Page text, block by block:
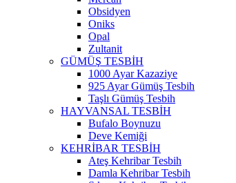
Obsidyen
Oniks
Opal
Zultanit
GÜMÜŞ TESBİH
1000 Ayar Kazaziye
925 Ayar Gümüş Tesbih
Taşlı Gümüş Tesbih
HAYVANSAL TESBİH
Bufalo Boynuzu
Deve Kemiği
KEHRİBAR TESBİH
Ateş Kehribar Tesbih
Damla Kehribar Tesbih